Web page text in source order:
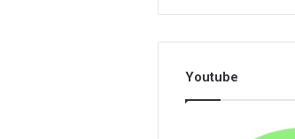
Youtube